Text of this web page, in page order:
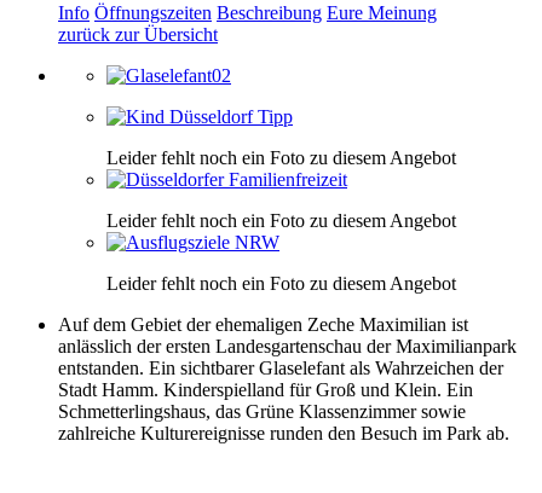
Info Öffnungszeiten Beschreibung Eure Meinung
zurück zur Übersicht
Leider fehlt noch ein Foto zu diesem Angebot
Leider fehlt noch ein Foto zu diesem Angebot
Leider fehlt noch ein Foto zu diesem Angebot
Auf dem Gebiet der ehemaligen Zeche Maximilian ist
anlässlich der ersten Landesgartenschau der Maximilianpark
entstanden. Ein sichtbarer Glaselefant als Wahrzeichen der
Stadt Hamm. Kinderspielland für Groß und Klein. Ein
Schmetterlingshaus, das Grüne Klassenzimmer sowie
zahlreiche Kulturereignisse runden den Besuch im Park ab.